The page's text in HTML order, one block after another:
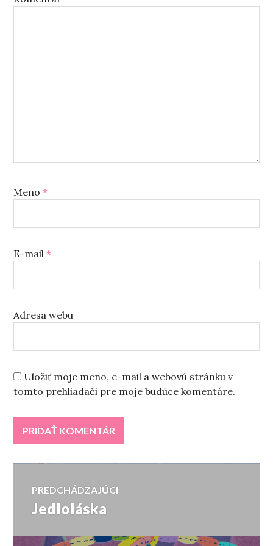
Meno*
E-mail*
Adresa webu
Uložiť moje meno, e-mail a webovú stránku v
tomto prehliadači pre moje budúce komentáre.
Navigácia
PREDCHÁDZAJÚCI
Predchádzajúci
Jedloláska